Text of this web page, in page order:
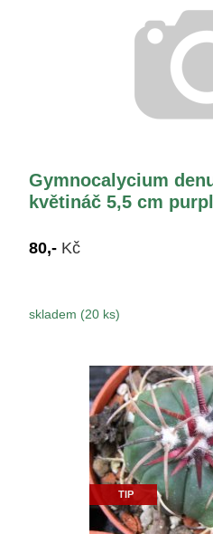
Gymnocalycium
květináč 5,5 cm
80,- Kč
skladem (20 ks)
TIP